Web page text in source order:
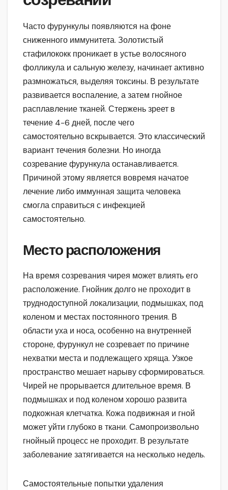
Часто фурункулы появляются на фоне
сниженного иммунитета. Золотистый
стафилококк проникает в устье волосяного
фолликула и сальную железу, начинает активно
размножаться, выделяя токсины. В результате
развивается воспаление, а затем гнойное
расплавление тканей. Стержень зреет в
течение 4-6 дней, после чего
самостоятельно вскрывается. Это классический
вариант течения болезни. Но иногда
созревание фурункула останавливается.
Причиной этому является вовремя начатое
лечение либо иммунная защита человека
смогла справиться с инфекцией
самостоятельно.
Место расположения
На время созревания чирея может влиять его
расположение. Гнойник долго не проходит в
труднодоступной локализации, подмышках, под
коленом и местах постоянного трения. В
области уха и носа, особенно на внутренней
стороне, фурункул не созревает по причине
нехватки места и подлежащего хряща. Узкое
пространство мешает нарыву сформироваться.
Чирей не прорывается длительное время. В
подмышках и под коленом хорошо развита
подкожная клетчатка. Кожа подвижная и гной
может уйти глубоко в ткани. Самопроизвольно
гнойный процесс не проходит. В результате
заболевание затягивается на несколько недель.
Самостоятельные попытки удаления